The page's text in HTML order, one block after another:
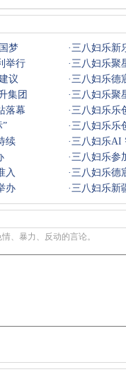
梦 ·三八妇乐新
举行 ·三八妇乐聚
议 ·三八妇乐德
集团 ·三八妇乐聚
落幕 ·三八妇乐乐
” ·三八妇乐乐
续 ·三八妇乐AI
·三八妇乐参
入 ·三八妇乐德
办 ·三八妇乐新
、暴力、反动的言论。